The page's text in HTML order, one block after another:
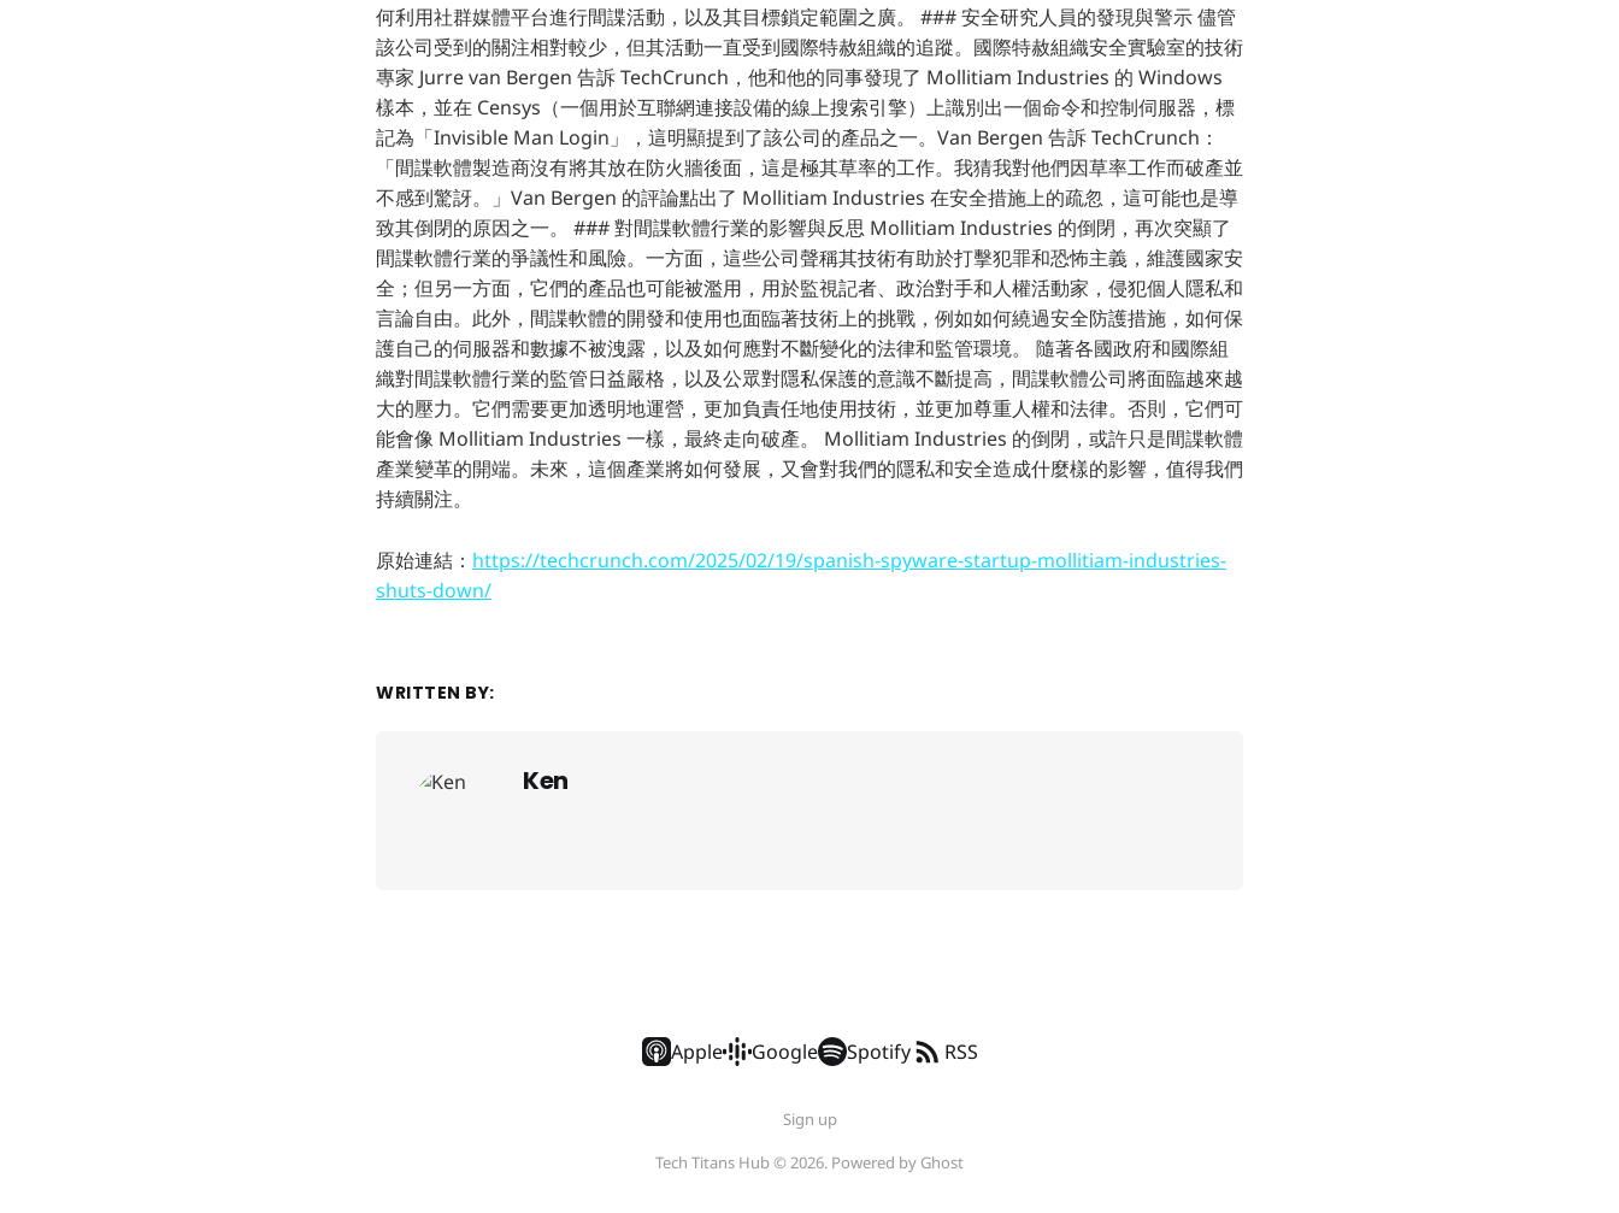
何利用社群媒體平台進行間諜活動，以及其目標鎖定範圍之廣。 ### 安全研究人員的發現與警示 儘管
該公司受到的關注相對較少，但其活動一直受到國際特赦組織的追蹤。國際特赦組織安全實驗室的技術
專家 Jurre van Bergen 告訴 TechCrunch，他和他的同事發現了 Mollitiam Industries 的 Windows
樣本，並在 Censys（一個用於互聯網連接設備的線上搜索引擎）上識別出一個命令和控制伺服器，標
記為「Invisible Man Login」，這明顯提到了該公司的產品之一。Van Bergen 告訴 TechCrunch：
「間諜軟體製造商沒有將其放在防火牆後面，這是極其草率的工作。我猜我對他們因草率工作而破產並
不感到驚訝。」Van Bergen 的評論點出了 Mollitiam Industries 在安全措施上的疏忽，這可能也是導
致其倒閉的原因之一。 ### 對間諜軟體行業的影響與反思 Mollitiam Industries 的倒閉，再次突顯了
間諜軟體行業的爭議性和風險。一方面，這些公司聲稱其技術有助於打擊犯罪和恐怖主義，維護國家安
全；但另一方面，它們的產品也可能被濫用，用於監視記者、政治對手和人權活動家，侵犯個人隱私和
言論自由。此外，間諜軟體的開發和使用也面臨著技術上的挑戰，例如如何繞過安全防護措施，如何保
護自己的伺服器和數據不被洩露，以及如何應對不斷變化的法律和監管環境。 隨著各國政府和國際組
織對間諜軟體行業的監管日益嚴格，以及公眾對隱私保護的意識不斷提高，間諜軟體公司將面臨越來越
大的壓力。它們需要更加透明地運營，更加負責任地使用技術，並更加尊重人權和法律。否則，它們可
能會像 Mollitiam Industries 一樣，最終走向破產。 Mollitiam Industries 的倒閉，或許只是間諜軟體
產業變革的開端。未來，這個產業將如何發展，又會對我們的隱私和安全造成什麼樣的影響，值得我們
持續關注。
原始連結： https://techcrunch.com/2025/02/19/spanish-spyware-startup-mollitiam-industries-
shuts-down/
WRITTEN BY:
Ken
Apple Google Spotify RSS
Sign up
Tech Titans Hub © 2026. Powered by Ghost